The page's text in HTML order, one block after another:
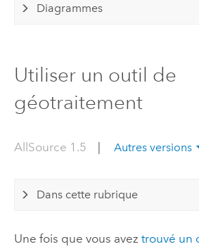
Diagrammes
Utiliser un outil de
géotraitement
AllSource 1.5 | Autres versions
Dans cette rubrique
Une fois que vous avez trouvé un